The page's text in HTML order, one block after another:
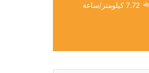
7.72 كيلومتر/ساعة